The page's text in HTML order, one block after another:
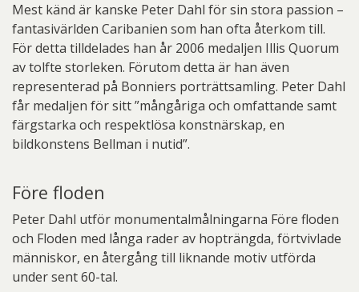
Mest känd är kanske Peter Dahl för sin stora passion –
fantasivärlden Caribanien som han ofta återkom till.
För detta tilldelades han år 2006 medaljen Illis Quorum
av tolfte storleken. Förutom detta är han även
representerad på Bonniers porträttsamling. Peter Dahl
får medaljen för sitt ”mångåriga och omfattande samt
färgstarka och respektlösa konstnärskap, en
bildkonstens Bellman i nutid”.
Före floden
Peter Dahl utför monumentalmålningarna Före floden
och Floden med långa rader av hopträngda, förtvivlade
människor, en återgång till liknande motiv utförda
under sent 60-tal.